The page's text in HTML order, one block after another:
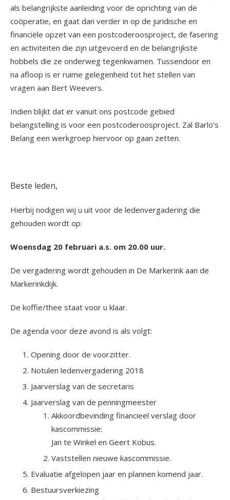
als belangrijkste aanleiding voor de oprichting van de
coöperatie, en gaat dan verder in op de juridische en
financiële opzet van een postcoderoosproject, de fasering
en activiteiten die zijn uitgevoerd en de belangrijkste
hobbels die ze onderweg tegenkwamen. Tussendoor en
na afloop is er ruime gelegenheid tot het stellen van
vragen aan Bert Weevers.
Indien blijkt dat er vanuit ons postcode gebied
belangstelling is voor een postcoderoosproject. Zal Barlo’s
Belang een werkgroep hiervoor op gaan zetten.
Beste leden,
Hierbij nodigen wij u uit voor de ledenvergadering die
gehouden wordt op:
Woensdag 20 februari a.s. om 20.00 uur.
De vergadering wordt gehouden in De Markerink aan de
Markerinkdijk.
De koffie/thee staat voor u klaar.
De agenda voor deze avond is als volgt:
Opening door de voorzitter.
Notulen ledenvergadering 2018
Jaarverslag van de secretaris
Jaarverslag van de penningmeester
Akkoordbevinding financieel verslag door
kascommissie:
Jan te Winkel en Geert Kobus.
Vaststellen nieuwe kascommissie.
Evaluatie afgelopen jaar en plannen komend jaar.
Bestuursverkiezing